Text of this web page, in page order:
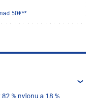
50€**
% nylonu a 18 %